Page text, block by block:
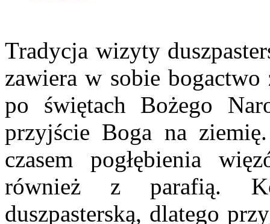
Tradycja wizyty
zawiera w sobie
po świętach Bożego
przyjście Boga na
czasem pogłębienia
również z parafią.
duszpasterską, dlatego